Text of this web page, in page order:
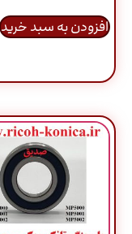
افزودن به سبد خرید